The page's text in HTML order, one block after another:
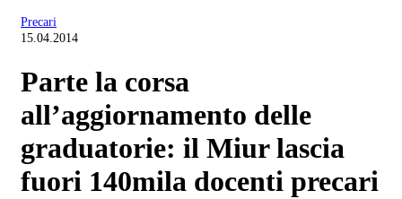
Precari
15.04.2014
Parte la corsa
all’aggiornamento delle
graduatorie: il Miur lascia
fuori 140mila docenti precari